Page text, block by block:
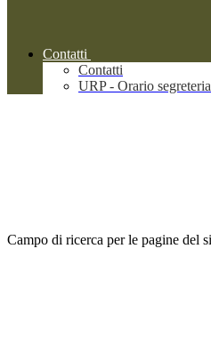
Contatti
Contatti
URP - Orario segreteria
Campo di ricerca per le pagine del